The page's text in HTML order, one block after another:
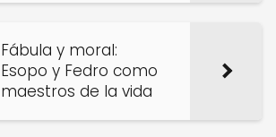
Fábula y moral:
Esopo y Fedro como
maestros de la vida